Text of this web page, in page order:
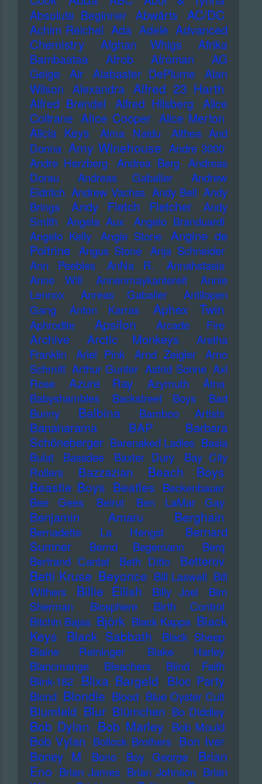
Absolute Beginner Abwärts AC/DC
Achim Reichel Ada Adele Advanced
Chemistry
Afghan Whigs
Afrika
Bambaataa
Afrob Afroman
AG
Geige
Air Alabaster DePlume
Alan
Wilson Alexandra Alfred 23 Harth
Alfred Brendel Alfred Hilsberg
Alice
Coltrane Alice Cooper Alice Merton
Alicia Keys
Alma Naidu
Althea And
Donna Amy Winehouse Andre 3000
Andre Herzberg
Andrea Berg
Andreas
Dorau
Andreas Gabalier
Andrew
Eldritch Andrew Vachss Andy Bell Andy
Brings
Andy Fletch Fletcher
Andy
Smith
Angela Aux
Angelo Branduardi
Angelo Kelly
Angie Stone
Angine de
Poitrine Angus Stone Anja Schneider
Ann Peebles
AnNa R.
Annahstasia
Anne Will
Annenmaykantereit
Annie
Lennox
Anreas Gabalier
Antilopen
Gang
Anton Karras Aphex Twin
Aphrodite Apsilon Arcade Fire
Archive Arctic Monkeys
Aretha
Franklin
Ariel Pink Arnd Zeigler
Arno
Schmitt Arthur Gunter Astrid Sonne Axl
Rose
Azure Ray Azymuth
Ätna
Babyshambles
Backstreet Boys
Bad
Bunny
Balbina Bamboo Artists
Bananarama BAP
Barbara
Schöneberger Barenaked Ladies Basia
Bulat
Bassdee Baxter Dury
Bay City
Rollers
Bazzazian
Beach Boys
Beastie Boys Beatles Beckenbauer
Bee Gees
Beirut Ben LaMar Gay
Benjamin Amaru Berghain
Bernadette La Hengst
Bernard
Sumner
Bernd Begemann
Berq
Bertrand Cantat
Beth Ditto Betterov
Betti Kruse Beyonce Bill Laswell Bill
Withers
Billie Eilish Billy Joel
Bim
Sherman
Biosphere
Birth Control
Bitchin Bajas Björk Black Kappa Black
Keys Black Sabbath
Black Sheep
Blaine Reininger
Blake Harley
Blancmange
Bleachers
Blind Faith
Blink-182 Blixa Bargeld Bloc Party
Blond Blondie Blood Blue Oyster Cult
Blumfeld Blur Blümchen Bo Diddley
Bob Dylan Bob Marley Bob Mould
Bob Vylan Bollock Brothers Bon Iver
Boney M
Bono Boy George
Brian
Eno Brian James Brian Johnson Brian